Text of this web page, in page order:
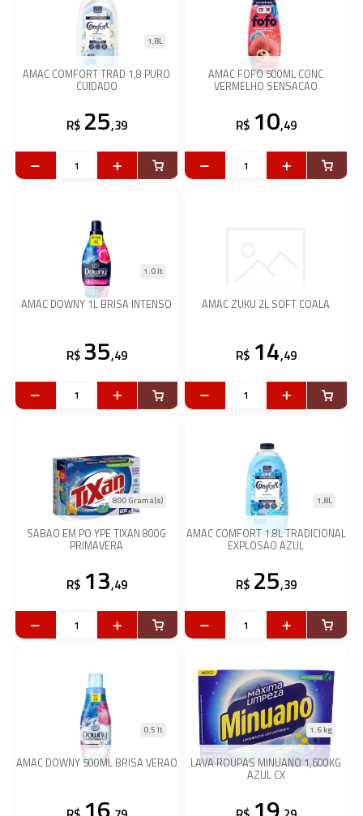
AMAC COMFORT TRAD 1,8 PURO
CUIDADO
1,8L
R$ 25,39
AMAC FOFO 500ML CONC
VERMELHO SENSACAO
R$ 10,49
AMAC DOWNY 1L BRISA INTENSO
1.0 lt
R$ 35,49
AMAC ZUKU 2L SOFT COALA
R$ 14,49
SABAO EM PO YPE TIXAN 800G
PRIMAVERA
800 Grama(s)
R$ 13,49
AMAC COMFORT 1.8L TRADICIONAL
EXPLOSAO AZUL
1,8L
R$ 25,39
AMAC DOWNY 500ML BRISA VERAO
0.5 lt
LAVA ROUPAS MINUANO 1,600KG
AZUL CX
1.6 kg